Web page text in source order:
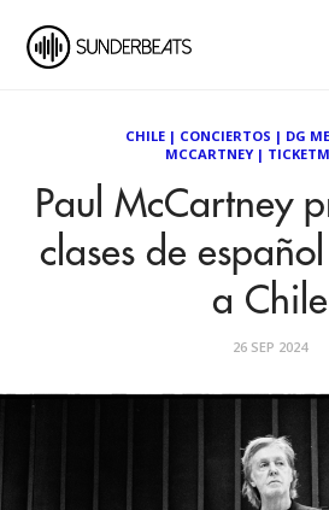
CHILE | CONCIERTOS | DG
MCCARTNEY|
Paul McCartney
clases de
a Chile
26 SEP 2024